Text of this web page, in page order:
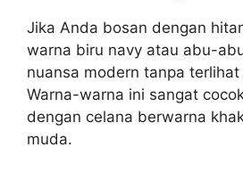
Jika Anda bosan dengan
warna biru navy atau abu-
nuansa modern tanpa terlihat
Warna-warna ini sangat
dengan celana berwarna
muda.